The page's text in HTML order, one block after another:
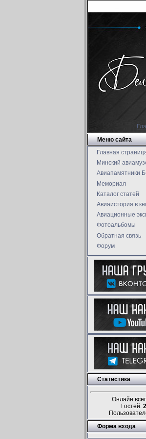
Меню сайта
Главная
Минский
Авиапамятники
Мемориал
Каталог статей
Авиаистория в
Авиационные
Фотоальбомы
Обратная связь
Форум
Статистика
Онлайн
Гостей: 2
Форма входа